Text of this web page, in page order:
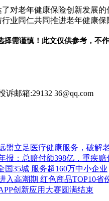
对老年健康保险创新发展
业同仁共同推进老年健康
需谨慎！此文仅供参考，不作
诉邮箱:29132 36@qq.com
盟立足医疗健康服务，破解
报：总赔付额398亿，重疾
国35城 服务超160万中小企业
入高潮期 红色商品TOP10省
创新应用大赛圆满结束